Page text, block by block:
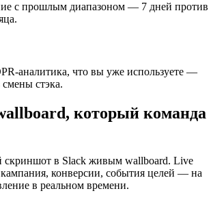
с прошлым диапазоном — 7 дней против
аналитика, что вы уже используете —
смены стэка.
который команда
скриншот в Slack живым wallboard. Live
конверсии, события целей — на
в реальном времени.